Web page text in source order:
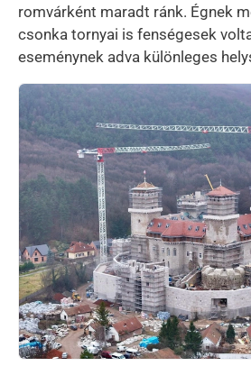
romvárként maradt ránk. Égnek
csonka tornyai is fenségesek
eseménynek adva különleges
Kép